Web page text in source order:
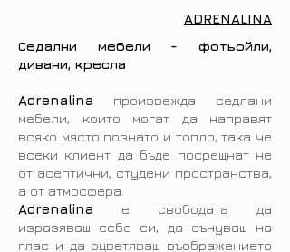
ADRENALINA
Седални мебели - фотьойли,
дивани, кресла
Adrenalina произвежда седлани
мебели, които могат да направят
всяко място познато и топло, така че
всеки клиент да бъде посрещнат не
от асептични, студени пространства,
а от атмосфера.
Adrenalina е свободата да
изразяваш себе си, да сънуваш на
глас и да оцветяваш въображението